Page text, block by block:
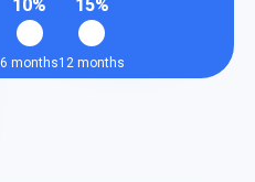
10%
6 months
15%
12 months